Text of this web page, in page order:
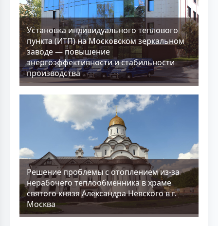
Установка индивидуального теплового
пункта (ИТП) на Московском зеркальном
заводе — повышение
энергоэффективности и стабильности
производства
Решение проблемы с отоплением из-за
нерабочего теплообменника в храме
святого князя Александра Невского в г.
Москва